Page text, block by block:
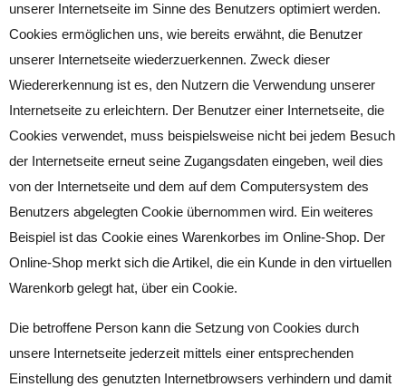
unserer Internetseite im Sinne des Benutzers optimiert werden.
Cookies ermöglichen uns, wie bereits erwähnt, die Benutzer
unserer Internetseite wiederzuerkennen. Zweck dieser
Wiedererkennung ist es, den Nutzern die Verwendung unserer
Internetseite zu erleichtern. Der Benutzer einer Internetseite, die
Cookies verwendet, muss beispielsweise nicht bei jedem Besuch
der Internetseite erneut seine Zugangsdaten eingeben, weil dies
von der Internetseite und dem auf dem Computersystem des
Benutzers abgelegten Cookie übernommen wird. Ein weiteres
Beispiel ist das Cookie eines Warenkorbes im Online-Shop. Der
Online-Shop merkt sich die Artikel, die ein Kunde in den virtuellen
Warenkorb gelegt hat, über ein Cookie.
Die betroffene Person kann die Setzung von Cookies durch
unsere Internetseite jederzeit mittels einer entsprechenden
Einstellung des genutzten Internetbrowsers verhindern und damit